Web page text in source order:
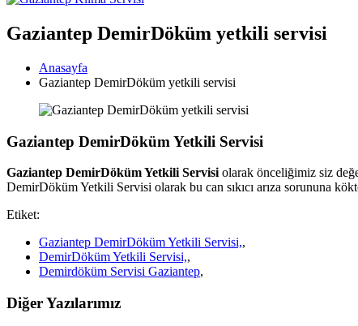
Gaziantep DemirDöküm yetkili servisi
Anasayfa
Gaziantep DemirDöküm yetkili servisi
Gaziantep DemirDöküm Yetkili Servisi
Gaziantep DemirDöküm Yetkili Servisi olarak önceliğimiz siz
DemirDöküm Yetkili Servisi olarak bu can sıkıcı arıza sorununa
Etiket:
Gaziantep DemirDöküm Yetkili Servisi,,
DemirDöküm Yetkili Servisi,,
Demirdöküm Servisi Gaziantep,
Diğer Yazılarımız